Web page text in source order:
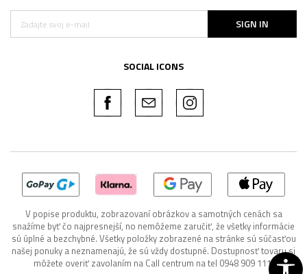
SIGN IN
SOCIAL ICONS
V popise produktu, zobrazovaní obrázkov a samotných cenách sa
snažíme byť čo najpresnejší, no nemôžeme zaručiť, že všetky informácie
sú úplné a bezchybné. Všetky položky zobrazené na stránke sú súčasťou
našej ponuky a neznamenajú, že sú vždy dostupné. Dostupnosť tovaru si
môžete overiť zavolaním na Call centrum na tel 0948 909 111.